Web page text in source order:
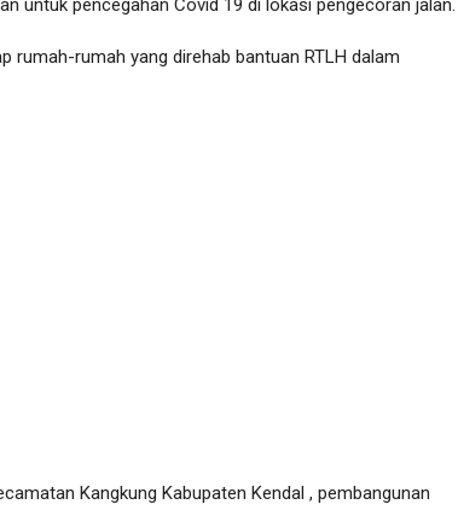
untuk pencegahan Covid 19 di lokasi pengecoran jalan.
rumah-rumah yang direhab bantuan RTLH dalam
Kangkung Kabupaten Kendal , pembangunan